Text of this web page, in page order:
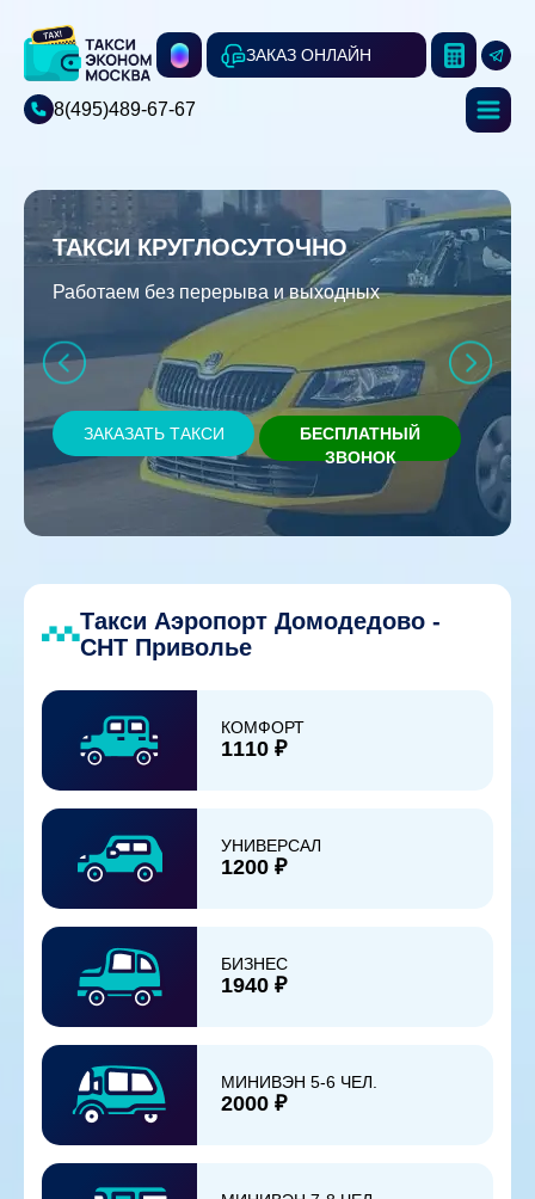
ЗАКАЗ ОНЛАЙН
8(495)489-67-67
ТАКСИ КРУГЛОСУТОЧНО
Работаем без перерыва и выходных
ЗАКАЗАТЬ ТАКСИ
БЕСПЛАТНЫЙ
ЗВОНОК
Такси Аэропорт Домодедово -
СНТ Приволье
КОМФОРТ
1110 ₽
УНИВЕРСАЛ
1200 ₽
БИЗНЕС
1940 ₽
МИНИВЭН 5-6 ЧЕЛ.
2000 ₽